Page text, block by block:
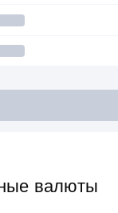
валюты